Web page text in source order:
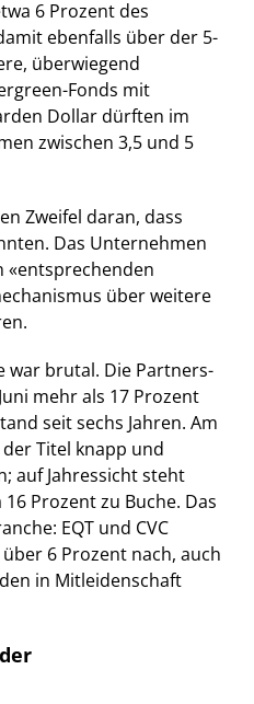
6 Prozent des
ebenfalls über der 5-
überwiegend
Fonds mit
Dollar dürften im
zwischen 3,5 und 5
Zweifel daran, dass
Das Unternehmen
«entsprechenden
über weitere
war brutal. Die Partners-
mehr als 17 Prozent
seit sechs Jahren. Am
Titel knapp und
auf Jahressicht steht
Prozent zu Buche. Das
EQT und CVC
6 Prozent nach, auch
in Mitleidenschaft